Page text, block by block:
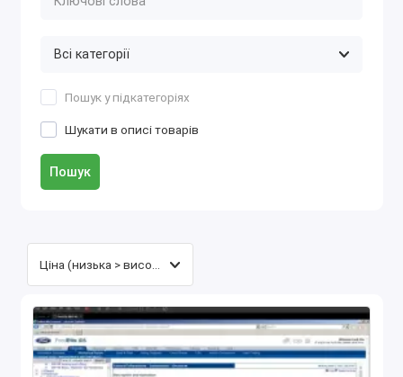
Пошук у підкатегоріях
Шукати в описі товарів
Пошук